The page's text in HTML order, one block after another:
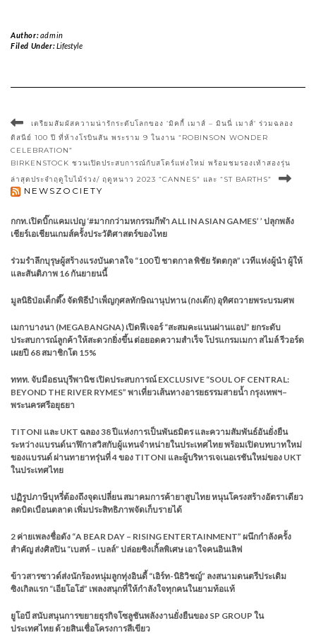
Author:admin
Filed Under:Lifestyle
เตรียมสัมผัสความน่ารักระดับโลกของ ‘มิคกี้ เมาส์ – มินนี่ เมาส์’ ร่วมฉลอง
ดิสนีย์ 100 ปี ที่ห้างโรบินสัน พระราม 9 ในงาน “ROBINSON WONDER
CELEBRATION”
BIRKENSTOCK ชวนเปิดประสบการณ์กับสโตร์แห่งใหม่ พร้อมชมรองเท้าสองรุ่น
ล่าสุดประจำฤดูใบไม้ร่วง/ ฤดูหนาว 2023 “CANNES” และ “ST BARTHS”
NEWSZOCIETY
กกท.เปิดบิ๊กแคมเปญ ‘#มากกว่ามหกรรมกีฬา ALL IN ASIAN GAMES’ ’ ปลุกพลัง
เชียร์เอเชียนเกมส์ครั้งประวัติศาสตร์ของไทย
ร่วมรำลึกบุรุษผู้สร้างแรงบันดาลใจ “100 ปี ชาตกาล พิชัย รัตตกุล” เวทีแห่งผู้นำ ผู้ให้
และสันติภาพ 16 กันยายนนี้
มูลนิธิป่อเต็กตึ๊ง จัดพิธีบำเพ็ญกุศลทักษิณานุปทาน (กงเต๊ก) อุทิศถวายพระบรมศพ
เมกาบางนา (MEGABANGNA) เปิดฟีเจอร์ “สะสมคะแนนผ่านแอป” ยกระดับ
ประสบการณ์ลูกค้าให้สะดวกยิ่งขึ้น ต่อยอดความสำเร็จ โปรแกรมเมกา สไมล์ รีวอร์ด
เผยปี 68 สมาชิกโต 15%
ททท. จับมือธนบุรีพานิช เปิดประสบการณ์ EXCLUSIVE “SOUL OF CENTRAL:
BEYOND THE RIVER RYMES” พาเที่ยวเส้นทางอารยธรรมสายน้ำ กรุงเทพฯ–
พระนครศรีอยุธยา
TITONI และ UKT ฉลอง 38 ปีแห่งการเป็นพันธมิตร และความสัมพันธ์อันยั่งยืน
ระหว่างแบรนด์นาฬิกาสวิสกับผู้แทนจำหน่ายในประเทศไทย พร้อมเปิดบทบาทใหม่
ของแบรนด์ ผ่านทายาทรุ่นที่ 4 ของ TITONI และผู้บริหารเจเนอเรชันใหม่ของ UKT
ในประเทศไทย
ปฏิรูปภาษีบุหรี่ต้องถึงจุดเปลี่ยน สมาคมการค้ายาสูบไทย หนุนโครงสร้างอัตราเดียว
ลดบิดเบือนตลาด เพิ่มประสิทธิภาพจัดเก็บรายได้
2 ค่ายเพลงชื่อดัง “A BEAR DAY – RISING ENTERTAINMENT” ผนึกกำลังครั้ง
สำคัญ ส่งศิลปิน “เบสท์ – เบลล์” ปล่อยซิงเกิ้ลพิเศษ เอาใจคนอินเลิฟ
ข้าวสารซาวด์ส่งนักร้องหนุ่มลูกทุ่งอินดี้ “เอิร์ท-นิธิวิชญ์” ลงสนามดนตรีประเดิม
ซิงเกิลแรก “เอียโอโฮ่” เพลงสนุกที่ให้กำลังใจทุกคนในยามท้อแท้
ยูโอบี สนับสนุนการขยายธุรกิจโซลูชันพลังงานยั่งยืนของ SP GROUP ใน
ประเทศไทย ด้วยสินเชื่อโครงการสีเขียว